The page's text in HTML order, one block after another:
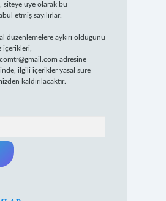
siteye üye olarak bu
etmiş sayılırlar.
düzenlemelere aykırı olduğunu
adresine
ilgili içerikler yasal süre
kaldırılacaktır.